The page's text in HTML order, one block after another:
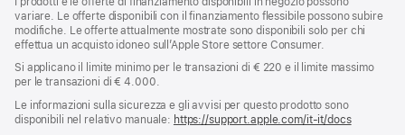
variare. Le offerte disponibili con il finanziamento flessibile possono subire
modifiche. Le offerte attualmente mostrate sono disponibili solo per chi
effettua un acquisto idoneo sull’Apple Store settore Consumer.
Si applicano il limite minimo per le transazioni di € 220 e il limite massimo
per le transazioni di € 4.000.
Le informazioni sulla sicurezza e gli avvisi per questo prodotto sono
disponibili nel relativo manuale: https://support.apple.com/it-it/docs(si